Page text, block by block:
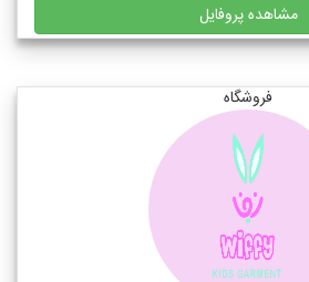
مشاهده پروفایل
فروشگاه